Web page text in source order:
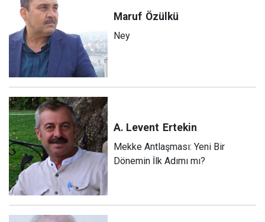
Maruf Özülkü
Ney
A. Levent Ertekin
Mekke Antlaşması: Yeni Bir
Dönemin İlk Adımı mı?